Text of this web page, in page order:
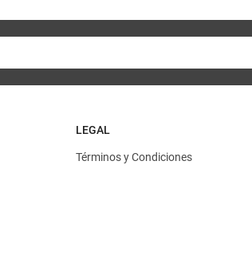
LEGAL
Términos y Condiciones